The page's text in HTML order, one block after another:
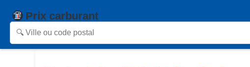
Prix carburant